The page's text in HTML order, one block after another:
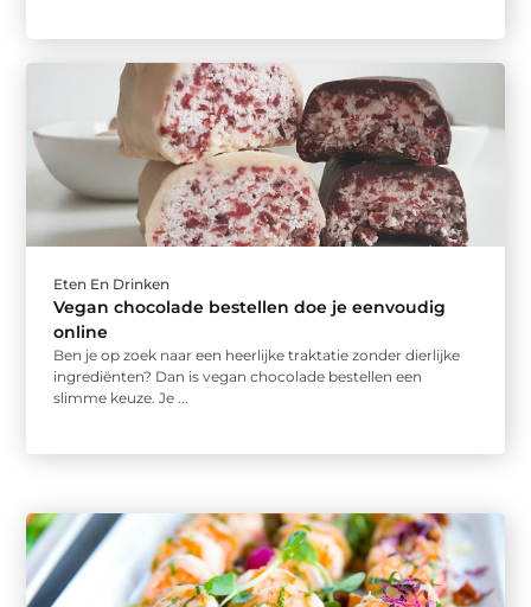
Eten En Drinken
Vegan chocolade bestellen doe je eenvoudig
online
Ben je op zoek naar een heerlijke traktatie zonder dierlijke
ingrediënten? Dan is vegan chocolade bestellen een
slimme keuze. Je ...